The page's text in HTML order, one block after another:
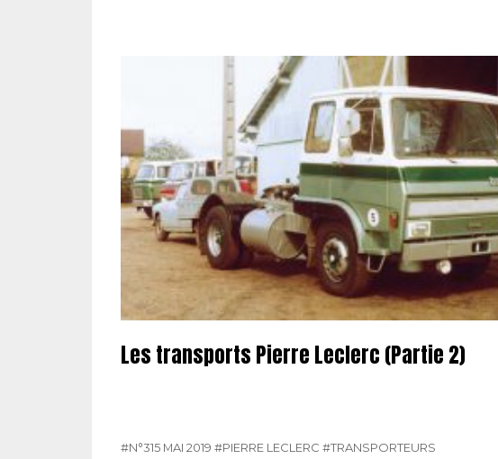
Les transports Pierre Leclerc (Partie 2)
#N°315 MAI 2019 #PIERRE LECLERC #TRANSPORTEURS